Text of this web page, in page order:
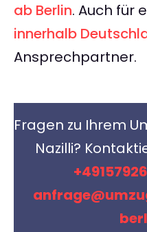
ab Berlin. Auch für
innerhalb
Ansprechpartner.
Fragen zu Ihrem
Nazilli?